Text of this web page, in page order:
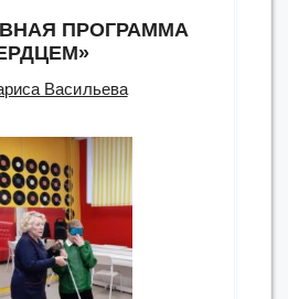
действии»”
ПРОГРАММА
Васильева